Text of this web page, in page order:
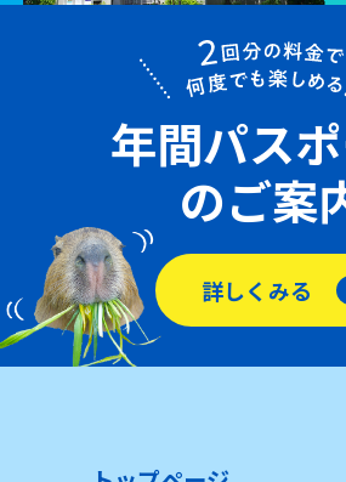
年間パス
のご案
詳しくみる